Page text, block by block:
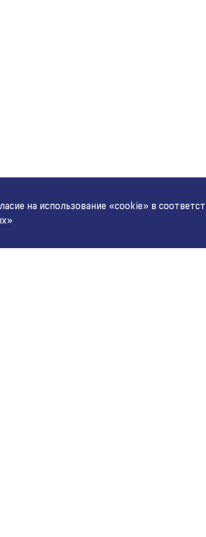
на использование «cookie» в